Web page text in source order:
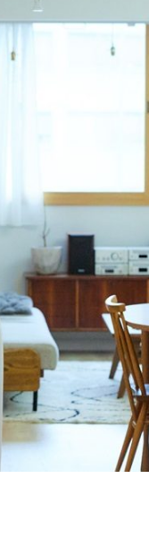
E齋藤